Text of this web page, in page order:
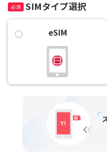
SIMタイプ選択
eSIM